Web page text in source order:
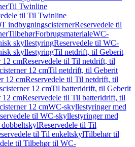
Til Twinline
til Til Twinline
indbygningscisternerReservedele til
TilbehørForbrugsmaterialeWC-
skyllestyringReservedele til WC-
skyllestyringTil netdrift, til Geberit
12 cmReservedele til Til netdrift, til
12 cmTil netdrift, til Geberit
12 cmReservedele til Til netdrift, til
12 cmTil batteridrift, til Geberit
12 cmReservedele til Til batteridrift, til
12 cmWC-skyllestyringer med
til WC-skyllestyringer med
Reservedele til Til
til Til enkeltskylTilbehør til
til Tilbehør til WC-